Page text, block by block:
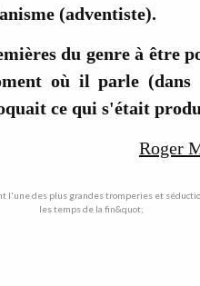
(adventiste).
du genre à être
où il parle
ce qui s'était
Roger